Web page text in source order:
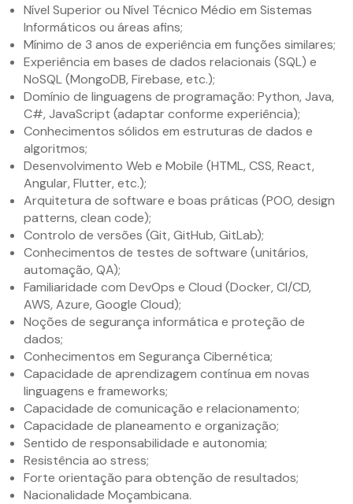
Nível Superior ou Nível Técnico Médio em Sistemas
Informáticos ou áreas afins;
Mínimo de 3 anos de experiência em funções similares;
Experiência em bases de dados relacionais (SQL) e
NoSQL (MongoDB, Firebase, etc.);
Domínio de linguagens de programação: Python, Java,
C#, JavaScript (adaptar conforme experiência);
Conhecimentos sólidos em estruturas de dados e
algoritmos;
Desenvolvimento Web e Mobile (HTML, CSS, React,
Angular, Flutter, etc.);
Arquitetura de software e boas práticas (POO, design
patterns, clean code);
Controlo de versões (Git, GitHub, GitLab);
Conhecimentos de testes de software (unitários,
automação, QA);
Familiaridade com DevOps e Cloud (Docker, CI/CD,
AWS, Azure, Google Cloud);
Noções de segurança informática e proteção de
dados;
Conhecimentos em Segurança Cibernética;
Capacidade de aprendizagem contínua em novas
linguagens e frameworks;
Capacidade de comunicação e relacionamento;
Capacidade de planeamento e organização;
Sentido de responsabilidade e autonomia;
Resistência ao stress;
Forte orientação para obtenção de resultados;
Nacionalidade Moçambicana.